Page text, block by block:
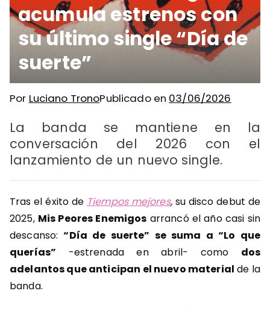
acumula estrenos con
su último single “Día de
suerte”
Por Luciano TronoPublicado en 03/06/2026
La banda se mantiene en la
conversación del 2026 con el
lanzamiento de un nuevo single.
Tras el éxito de Tiempos mejores, su disco debut de
2025, Mis Peores Enemigos arrancó el año casi sin
descanso:“Día de suerte” se suma a “Lo que
querías” -estrenada en abril- como dos
adelantos que anticipan el nuevo material de la
banda.